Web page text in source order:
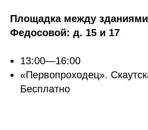
Площадка между
Федосовой: д. 15 и 17
13:00—16:00
«Первопроходец».
Бесплатно